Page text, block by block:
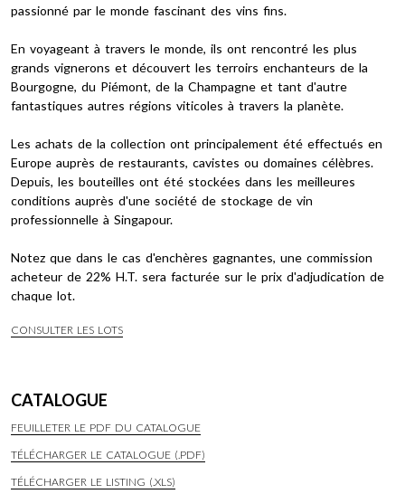
passionné par le monde fascinant des vins fins.
En voyageant à travers le monde, ils ont rencontré les plus
grands vignerons et découvert les terroirs enchanteurs de la
Bourgogne, du Piémont, de la Champagne et tant d'autre
fantastiques autres régions viticoles à travers la planète.
Les achats de la collection ont principalement été effectués en
Europe auprès de restaurants, cavistes ou domaines célèbres.
Depuis, les bouteilles ont été stockées dans les meilleures
conditions auprès d'une société de stockage de vin
professionnelle à Singapour.
Notez que dans le cas d'enchères gagnantes, une commission
acheteur de 22% H.T. sera facturée sur le prix d'adjudication de
chaque lot.
CONSULTER LES LOTS
CATALOGUE
FEUILLETER LE PDF DU CATALOGUE
TÉLÉCHARGER LE CATALOGUE (.PDF)
TÉLÉCHARGER LE LISTING (.XLS)